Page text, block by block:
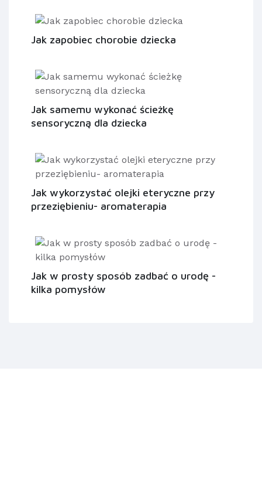
Jak zapobiec chorobie dziecka
Jak samemu wykonać ścieżkę
sensoryczną dla dziecka
Jak wykorzystać olejki eteryczne przy
przeziębieniu- aromaterapia
Jak w prosty sposób zadbać o urodę -
kilka pomysłów